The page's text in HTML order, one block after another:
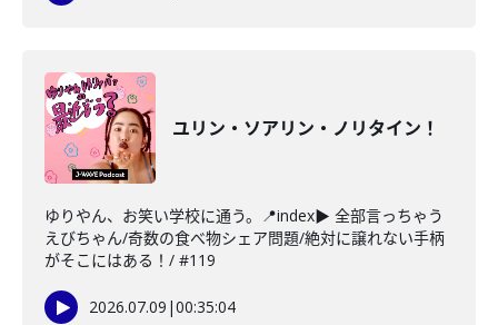
ユリン・ソアリン・ノリタイン！
ゆりやん、お笑い学校に通う。📍index▶ 全部言っちゃう
えびちゃん/奇数の食べ物シェア問題/絶対に譲れない手柄
がそこにはある！/ #119
2026.07.09 |00:35:04